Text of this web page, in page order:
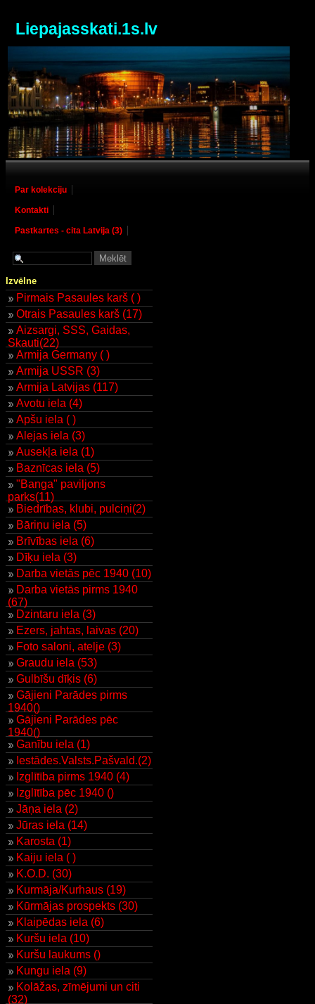
Liepajasskati.1s.lv
Par kolekciju
Kontakti
Pastkartes - cita Latvija (3)
Izvēlne
Pirmais Pasaules karš ( )
Otrais Pasaules karš (17)
Aizsargi, SSS, Gaidas,
Skauti(22)
Armija Germany ( )
Armija USSR (3)
Armija Latvijas (117)
Avotu iela (4)
Apšu iela ( )
Alejas iela (3)
Ausekļa iela (1)
Baznīcas iela (5)
"Banga" paviljons
parks(11)
Biedrības, klubi, pulciņi(2)
Bāriņu iela (5)
Brīvības iela (6)
Dīķu iela (3)
Darba vietās pēc 1940 (10)
Darba vietās pirms 1940
(67)
Dzintaru iela (3)
Ezers, jahtas, laivas (20)
Foto saloni, atelje (3)
Graudu iela (53)
Gulbīšu dīķis (6)
Gājieni Parādes pirms
1940()
Gājieni Parādes pēc
1940()
Ganību iela (1)
Iestādes.Valsts.Pašvald.(2)
Izglītība pirms 1940 (4)
Izglītība pēc 1940 ()
Jāņa iela (2)
Jūras iela (14)
Karosta (1)
Kaiju iela ( )
K.O.D. (30)
Kurmāja/Kurhaus (19)
Kūrmājas prospekts (30)
Klaipēdas iela (6)
Kuršu iela (10)
Kuršu laukums ()
Kungu iela (9)
Kolāžas, zīmējumi un citi
(32)